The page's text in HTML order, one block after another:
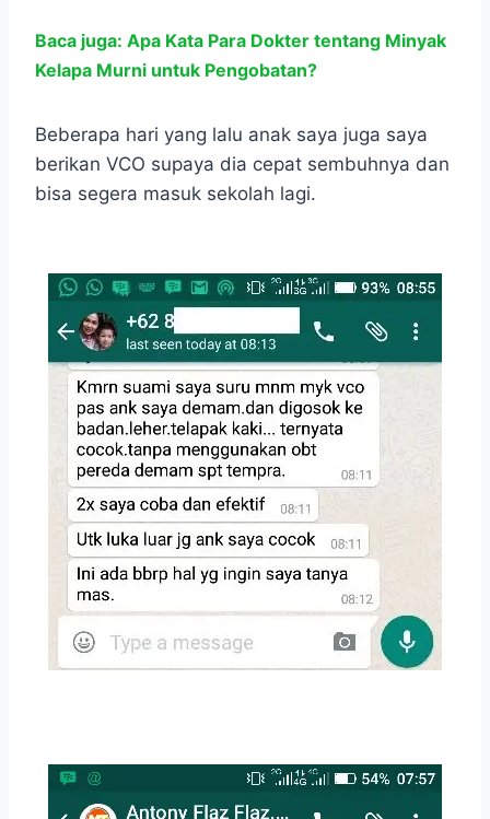
Baca juga: Apa Kata Para Dokter tentang Minyak
Kelapa Murni untuk Pengobatan?
Beberapa hari yang lalu anak saya juga saya
berikan VCO supaya dia cepat sembuhnya dan
bisa segera masuk sekolah lagi.